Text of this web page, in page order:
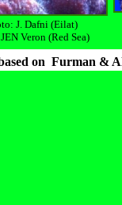
J. Dafni (Eilat)
Veron (Red Sea)
on Furman &